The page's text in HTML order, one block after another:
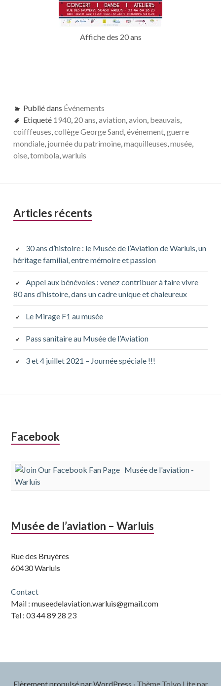
Affiche des 20 ans
Publié dans Événements
Etiqueté 1940, 20 ans aviation avion beauvais
coifffeuses collège George Sand événement, guerre
mondiale, journée du patrimoine, maquilleuses musée,
oise, tombola warluis
Barre
principale
Articles récents
30 ans d’histoire : le Musée de l’Aviation de Warluis, un
héritage familial, entre mémoire et passion
Appel aux bénévoles : venez contribuer à faire vivre
80 ans d’histoire, dans un cadre unique et chaleureux
Le Mirage F1 au musée
Pass sanitaire au Musée de l’Aviation
3 et 4 juillet 2021 – Journée spéciale !!!
Colonne
subsidiaire
Facebook
Musée de l'aviation -
Warluis
Musée de l’aviation – Warluis
Rue des Bruyères
60430 Warluis
Contact
Mail : museedelaviation.warluis@gmail.com
Tel : 03 44 89 28 23
Fièrement propulsé par WordPress ·Thème Toivo Lite par